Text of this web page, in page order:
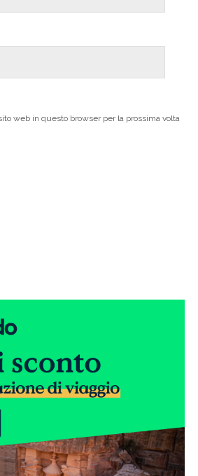
web in questo browser per la prossima volta